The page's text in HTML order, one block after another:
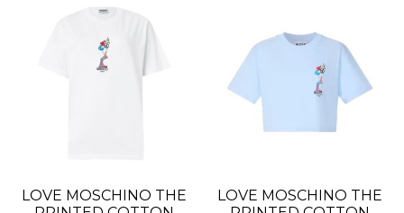
LOVE MOSCHINO THE
LOVE MOSCHINO THE